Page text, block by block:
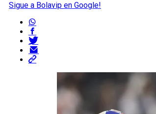
Sigue a Bolavip en Google!